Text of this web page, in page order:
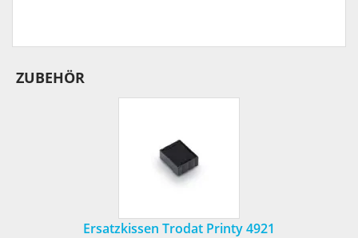
ZUBEHÖR
Ersatzkissen Trodat Printy 4921